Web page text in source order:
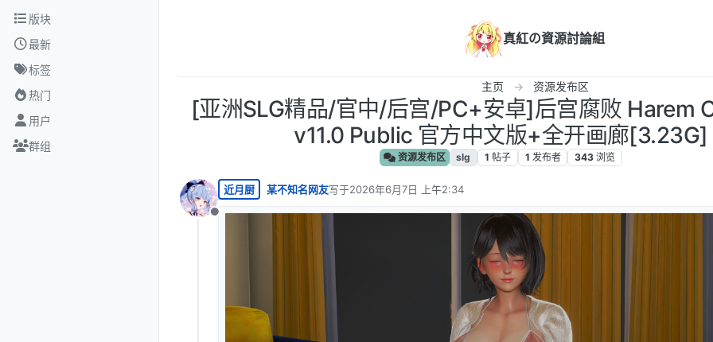
跳转至内容
版块
最新
标签
热门
用户
群组
真紅の資源討論組
主页 资源发布区
[亚洲SLG精品/官中/后宫/PC+安卓]后宫腐败 Harem
v11.0 Public 官方中文版+全开画廊[3.23G]
资源发布区 slg 1 帖子 1 发布者 343 浏览
离线
近月厨 某不知名网友写于2026年6月7日 上午2:34
最后由 编辑